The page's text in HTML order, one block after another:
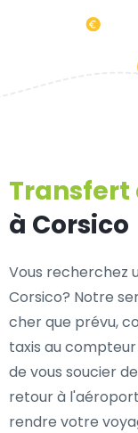
Transfert
à Corsico
Vous recherchez
Corsico? Notre
cher que prévu,
taxis au
de vous soucier
retour à
rendre votre